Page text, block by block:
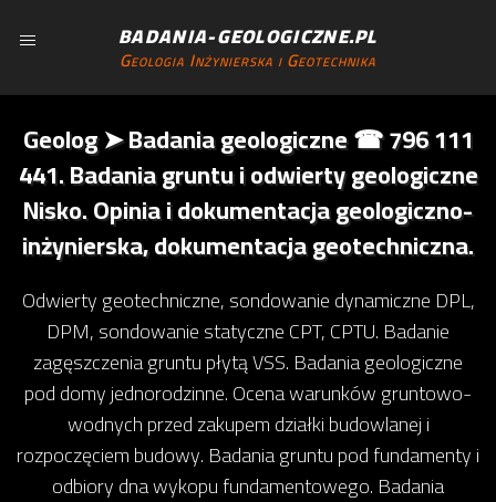
BADANIA-GEOLOGICZNE.PL
Geologia Inżynierska i Geotechnika
Geolog ➤ Badania geologiczne ☎ 796 111
441. Badania gruntu i odwierty geologiczne
Nisko. Opinia i dokumentacja geologiczno-
inżynierska, dokumentacja geotechniczna.
Odwierty geotechniczne, sondowanie dynamiczne DPL,
DPM, sondowanie statyczne CPT, CPTU. Badanie
zagęszczenia gruntu płytą VSS. Badania geologiczne
pod domy jednorodzinne. Ocena warunków gruntowo-
wodnych przed zakupem działki budowlanej i
rozpoczęciem budowy. Badania gruntu pod fundamenty i
odbiory dna wykopu fundamentowego. Badania